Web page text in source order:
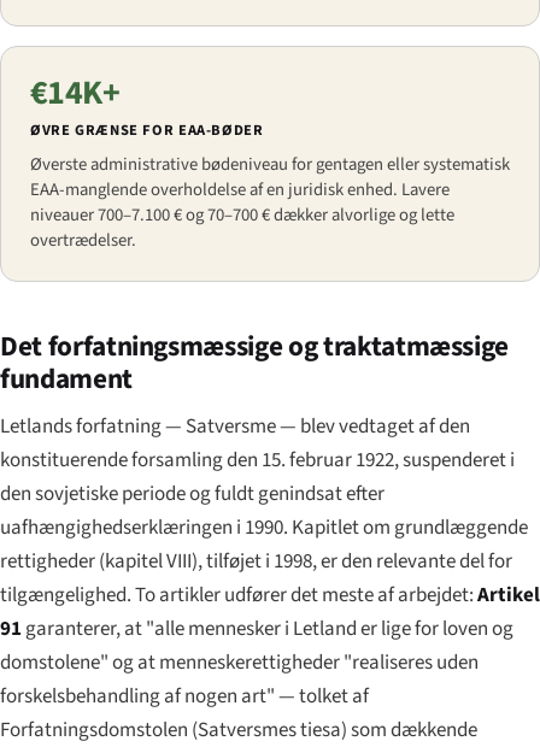
€14K+
ØVRE GRÆNSE FOR EAA-BØDER
Øverste administrative bødeniveau for gentagen eller systematisk
EAA-manglende overholdelse af en juridisk enhed. Lavere
niveauer 700–7.100 € og 70–700 € dækker alvorlige og lette
overtrædelser.
Det forfatningsmæssige og traktatmæssige
fundament
Letlands forfatning — Satversme— blev vedtaget af den
konstituerende forsamling den 15. februar 1922, suspenderet i
den sovjetiske periode og fuldt genindsat efter
uafhængighedserklæringen i 1990. Kapitlet om grundlæggende
rettigheder (kapitel VIII), tilføjet i 1998, er den relevante del for
tilgængelighed. To artikler udfører det meste af arbejdet:Artikel
91 garanterer, at "alle mennesker i Letland er lige for loven og
domstolene" og at menneskerettigheder "realiseres uden
forskelsbehandling af nogen art" — tolket af
Forfatningsdomstolen (Satversmes tiesa) som dækkende